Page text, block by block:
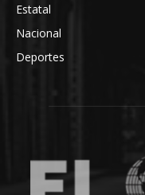
Estatal
Nacional
Deportes